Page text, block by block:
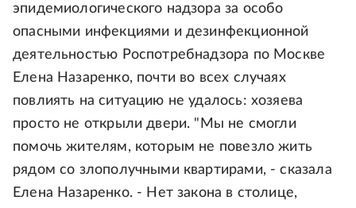
эпидемиологического надзора за особо
опасными инфекциями и дезинфекционной
деятельностью Роспотребнадзора по Москве
Елена Назаренко, почти во всех случаях
повлиять на ситуацию не удалось: хозяева
просто не открыли двери. "Мы не смогли
помочь жителям, которым не повезло жить
рядом со злополучными квартирами, - сказала
Елена Назаренко. - Нет закона в столице,